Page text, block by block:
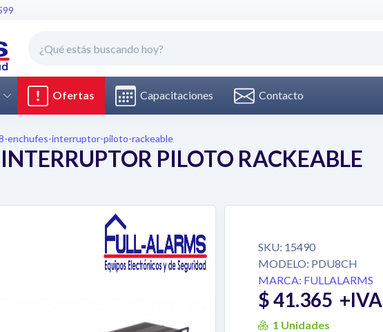
Ofertas Capacitaciones Contacto
enchufes-interruptor-piloto-rackeable
PILOTO RACKEABLE
SKU: 15490
MODELO: PDU8CH
MARCA: FULLALARMS
$ 41.365 +IVA
1 Unidades